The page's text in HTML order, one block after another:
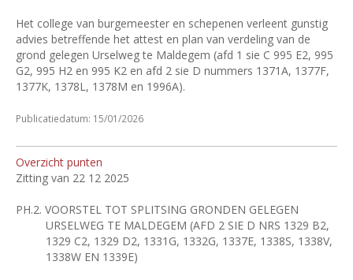
Het college van burgemeester en schepenen verleent gunstig
advies betreffende het attest en plan van verdeling van de
grond gelegen Urselweg te Maldegem (afd 1 sie C 995 E2, 995
G2, 995 H2 en 995 K2 en afd 2 sie D nummers 1371A, 1377F,
1377K, 1378L, 1378M en 1996A).
Publicatiedatum: 15/01/2026
Overzicht punten
Zitting van 22 12 2025
PH.2. VOORSTEL TOT SPLITSING GRONDEN GELEGEN
URSELWEG TE MALDEGEM (AFD 2 SIE D NRS 1329 B2,
1329 C2, 1329 D2, 1331G, 1332G, 1337E, 1338S, 1338V,
1338W EN 1339E)